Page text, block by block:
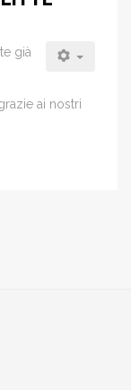
già
ai nostri